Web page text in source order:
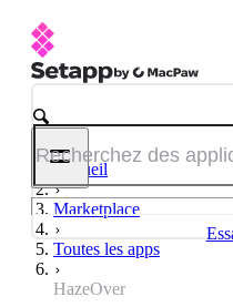
Accueil
Marketplace
Toutes les apps
HazeOver